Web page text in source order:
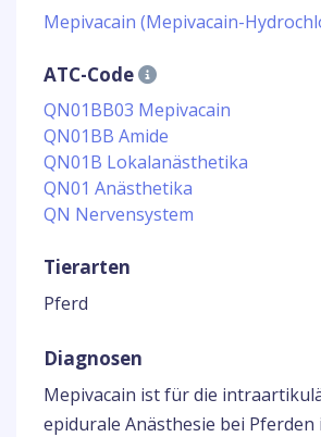
Mepivacain (Mepivacain-
ATC-Code
QN01BB03 Mepivacain
QN01BB Amide
QN01B Lokalanästhetika
QN01 Anästhetika
QN Nervensystem
Tierarten
Pferd
Diagnosen
Mepivacain ist für die
epidurale Anästhesie bei Pferden